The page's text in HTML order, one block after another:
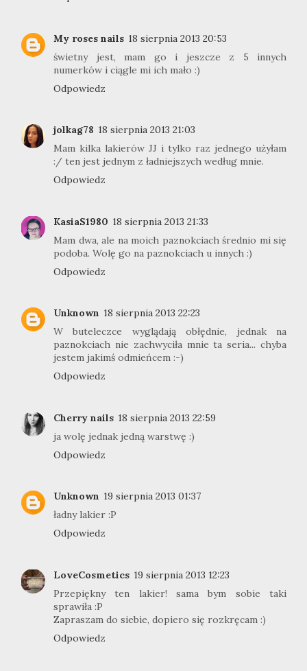
My roses nails 18 sierpnia 2013 20:53
świetny jest, mam go i jeszcze z 5 innych
numerków i ciągle mi ich mało :)
Odpowiedz
jolkag78 18 sierpnia 2013 21:03
Mam kilka lakierów JJ i tylko raz jednego użyłam
:/ ten jest jednym z ładniejszych według mnie.
Odpowiedz
KasiaS1980 18 sierpnia 2013 21:33
Mam dwa, ale na moich paznokciach średnio mi się
podoba. Wolę go na paznokciach u innych :)
Odpowiedz
Unknown 18 sierpnia 2013 22:23
W buteleczce wyglądają obłędnie, jednak na
paznokciach nie zachwyciła mnie ta seria... chyba
jestem jakimś odmieńcem :-)
Odpowiedz
Cherry nails 18 sierpnia 2013 22:59
ja wolę jednak jedną warstwę :)
Odpowiedz
Unknown 19 sierpnia 2013 01:37
ładny lakier :P
Odpowiedz
LoveCosmetics 19 sierpnia 2013 12:23
Przepiękny ten lakier! sama bym sobie taki
sprawiła :P
Zapraszam do siebie, dopiero się rozkręcam :)
Odpowiedz